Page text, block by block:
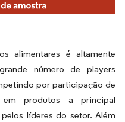
alimentares é altamente
número de players
por participação de
produtos a principal
líderes do setor. Além